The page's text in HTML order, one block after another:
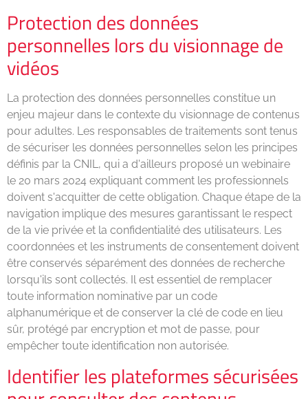
Protection des données
personnelles lors du visionnage de
vidéos
La protection des données personnelles constitue un
enjeu majeur dans le contexte du visionnage de contenus
pour adultes. Les responsables de traitements sont tenus
de sécuriser les données personnelles selon les principes
définis par la CNIL, qui a d'ailleurs proposé un webinaire
le 20 mars 2024 expliquant comment les professionnels
doivent s'acquitter de cette obligation. Chaque étape de la
navigation implique des mesures garantissant le respect
de la vie privée et la confidentialité des utilisateurs. Les
coordonnées et les instruments de consentement doivent
être conservés séparément des données de recherche
lorsqu'ils sont collectés. Il est essentiel de remplacer
toute information nominative par un code
alphanumérique et de conserver la clé de code en lieu
sûr, protégé par encryption et mot de passe, pour
empêcher toute identification non autorisée.
Identifier les plateformes sécurisées